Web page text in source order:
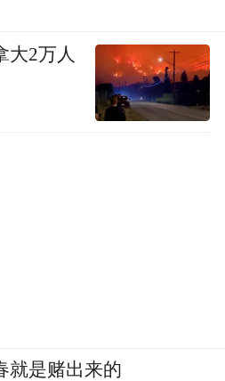
大2万人
就是赌出来的